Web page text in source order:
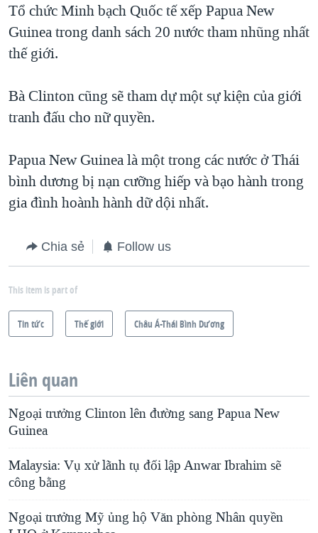
Tổ chức Minh bạch Quốc tế xếp Papua New
Guinea trong danh sách 20 nước tham nhũng nhất
thế giới.
Bà Clinton cũng sẽ tham dự một sự kiện của giới
tranh đấu cho nữ quyền.
Papua New Guinea là một trong các nước ở Thái
bình dương bị nạn cưỡng hiếp và bạo hành trong
gia đình hoành hành dữ dội nhất.
Chia sẻ Follow us
This item is part of
Tin tức Thế giới Châu Á-Thái Bình Dương
Liên quan
Ngoại trưởng Clinton lên đường sang Papua New
Guinea
Malaysia: Vụ xử lãnh tụ đối lập Anwar Ibrahim sẽ
công bằng
Ngoại trưởng Mỹ ủng hộ Văn phòng Nhân quyền